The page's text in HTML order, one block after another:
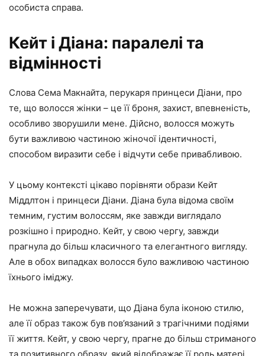
особиста справа.
Кейт і Діана: паралелі та
відмінності
Слова Сема Макнайта, перукаря принцеси Діани, про
те, що волосся жінки – це її броня, захист, впевненість,
особливо зворушили мене. Дійсно, волосся можуть
бути важливою частиною жіночої ідентичності,
способом виразити себе і відчути себе привабливою.
У цьому контексті цікаво порівняти образи Кейт
Міддлтон і принцеси Діани. Діана була відома своїм
темним, густим волоссям, яке завжди виглядало
розкішно і природно. Кейт, у свою чергу, завжди
прагнула до більш класичного та елегантного вигляду.
Але в обох випадках волосся було важливою частиною
їхнього іміджу.
Не можна заперечувати, що Діана була іконою стилю,
але її образ також був пов’язаний з трагічними подіями
її життя. Кейт, у свою чергу, прагне до більш стриманого